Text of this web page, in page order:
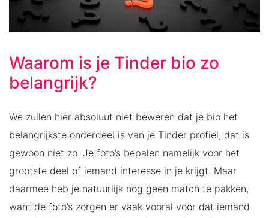
Waarom is je Tinder bio zo
belangrijk?
We zullen hier absoluut niet beweren dat je bio het
belangrijkste onderdeel is van je Tinder profiel, dat is
gewoon niet zo. Je foto’s bepalen namelijk voor het
grootste deel of iemand interesse in je krijgt. Maar
daarmee heb je natuurlijk nog geen match te pakken,
want de foto’s zorgen er vaak vooral voor dat iemand